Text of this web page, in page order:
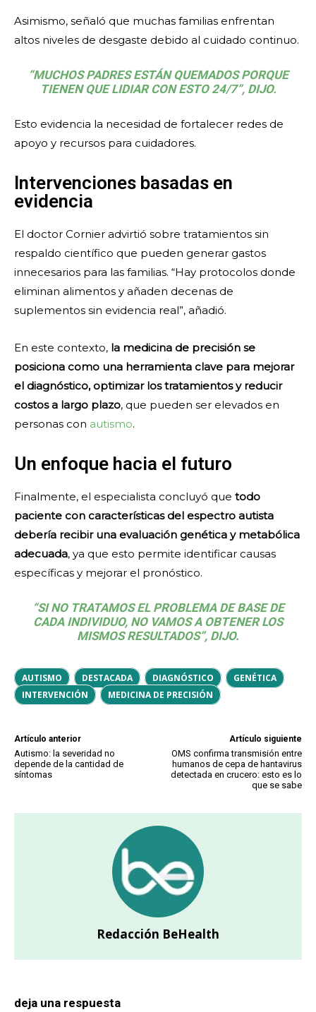
Asimismo, señaló que muchas familias enfrentan
altos niveles de desgaste debido al cuidado continuo.
“MUCHOS PADRES ESTÁN QUEMADOS PORQUE
TIENEN QUE LIDIAR CON ESTO 24/7”, DIJO.
Esto evidencia la necesidad de fortalecer redes de
apoyo y recursos para cuidadores.
Intervenciones basadas en
evidencia
El doctor Cornier advirtió sobre tratamientos sin
respaldo científico que pueden generar gastos
innecesarios para las familias. “Hay protocolos donde
eliminan alimentos y añaden decenas de
suplementos sin evidencia real”, añadió.
En este contexto, la medicina de precisión se
posiciona como una herramienta clave para mejorar
el diagnóstico, optimizar los tratamientos y reducir
costos a largo plazo, que pueden ser elevados en
personas con autismo.
Un enfoque hacia el futuro
Finalmente, el especialista concluyó que todo
paciente con características del espectro autista
debería recibir una evaluación genética y metabólica
adecuada, ya que esto permite identificar causas
específicas y mejorar el pronóstico.
“SI NO TRATAMOS EL PROBLEMA DE BASE DE
CADA INDIVIDUO, NO VAMOS A OBTENER LOS
MISMOS RESULTADOS”, DIJO.
AUTISMO DESTACADA DIAGNÓSTICO
GENÉTICA
INTERVENCIÓN
MEDICINA DE PRECISIÓN
Artículo anterior
Autismo: la severidad no
depende de la cantidad de
síntomas
Artículo siguiente
OMS confirma transmisión entre
humanos de cepa de hantavirus
detectada en crucero: esto es lo
que se sabe
Redacción BeHealth
deja una respuesta